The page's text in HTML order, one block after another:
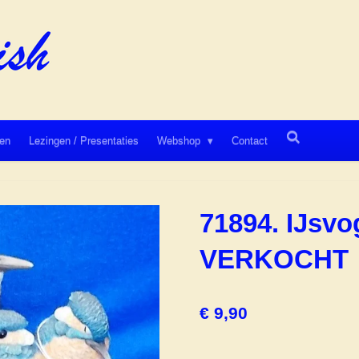
Lezingen / Presentaties Webshop Contact
71894.
VERKOCHT
€ 9,90